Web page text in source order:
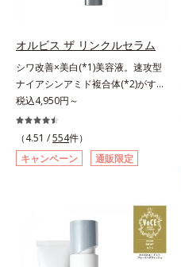
オルビス ザ リンクルセラム
シワ改善×美白(*1)美容液。速攻型
ナイアシンアミド複合体(*2)がすば
やく浸透(*3)。ピンと、パッと。大
人の肌にハリ感を。シワ改善×美白
(*1)美容液。ポーラ化成 研究所の独
自研究で見出した、速攻型ナイアシ
ンアミド複合体(*2)と浸透サポート
透スピードがアップ(*5)し、浸透し
にくい大人肌の深く(*3)まで素早く
届けます。真皮のコラーゲン産生を
税込4,950円～
（4.51 /554件）
キャンペーン
通販限定